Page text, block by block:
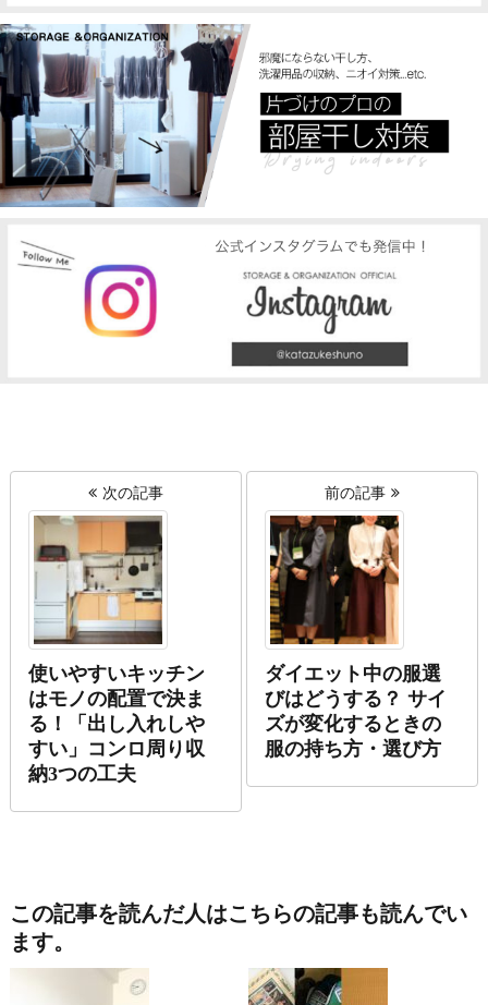
次の記事
使いやすいキッチン
はモノの配置で決ま
る！「出し入れしや
すい」コンロ周り収
納3つの工夫
前の記事
ダイエット中の服選
びはどうする？ サイ
ズが変化するときの
服の持ち方・選び方
この記事を読んだ人はこちらの記事も読んでい
ます。